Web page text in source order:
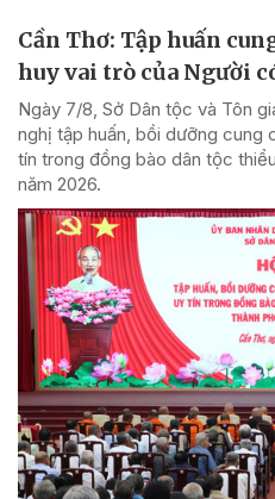
Cần Thơ: Tập huấn
huy vai trò của Người
Ngày 7/8, Sở Dân tộc và Tôn
nghị tập huấn, bồi dưỡng
tín trong đồng bào dân tộc
năm 2026.